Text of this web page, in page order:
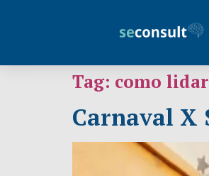
Tag: como
Carnaval X